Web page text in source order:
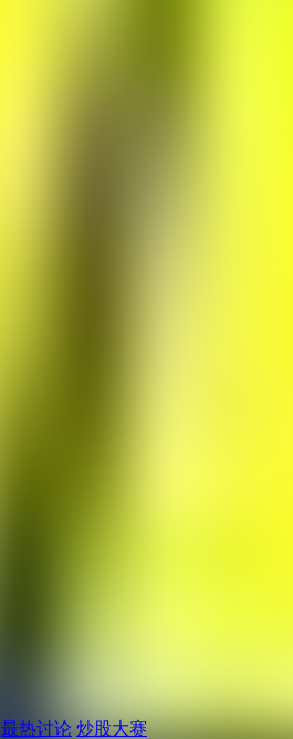
最热讨论 炒股大赛